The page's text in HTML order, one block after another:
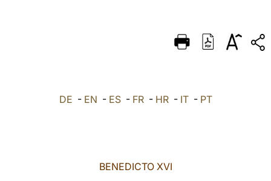
DEUTSCH
العربيّة DE - EN - ES- FR- HR- IT- PT
BENEDICTO XVI